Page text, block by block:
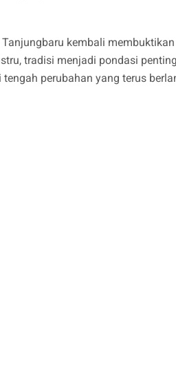
kembali
tradisi menjadi pondasi
perubahan yang terus